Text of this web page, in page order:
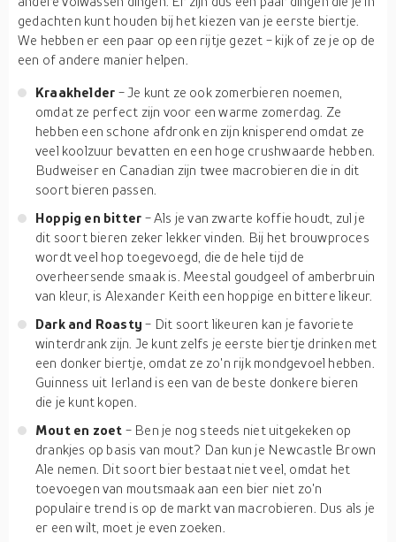
gedachten kunt houden bij het kiezen van je eerste biertje.
We hebben er een paar op een rijtje gezet - kijk of ze je op de
een of andere manier helpen.
Kraakhelder - Je kunt ze ook zomerbieren noemen,
omdat ze perfect zijn voor een warme zomerdag. Ze
hebben een schone afdronk en zijn knisperend omdat ze
veel koolzuur bevatten en een hoge crushwaarde hebben.
Budweiser en Canadian zijn twee macrobieren die in dit
soort bieren passen.
Hoppig en bitter - Als je van zwarte koffie houdt, zul je
dit soort bieren zeker lekker vinden. Bij het brouwproces
wordt veel hop toegevoegd, die de hele tijd de
overheersende smaak is. Meestal goudgeel of amberbruin
van kleur, is Alexander Keith een hoppige en bittere likeur.
Dark and Roasty- Dit soort likeuren kan je favoriete
winterdrank zijn. Je kunt zelfs je eerste biertje drinken met
een donker biertje, omdat ze zo'n rijk mondgevoel hebben.
Guinness uit Ierland is een van de beste donkere bieren
die je kunt kopen.
Mout en zoet - Ben je nog steeds niet uitgekeken op
drankjes op basis van mout? Dan kun je Newcastle Brown
Ale nemen. Dit soort bier bestaat niet veel, omdat het
toevoegen van moutsmaak aan een bier niet zo'n
populaire trend is op de markt van macrobieren. Dus als je
er een wilt, moet je even zoeken.